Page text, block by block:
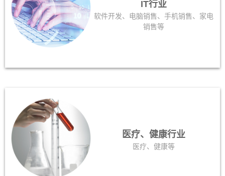
IT行业
软件开发、电脑销售、手机销售、家电
销售等
医疗、健康行业
医疗、健康等